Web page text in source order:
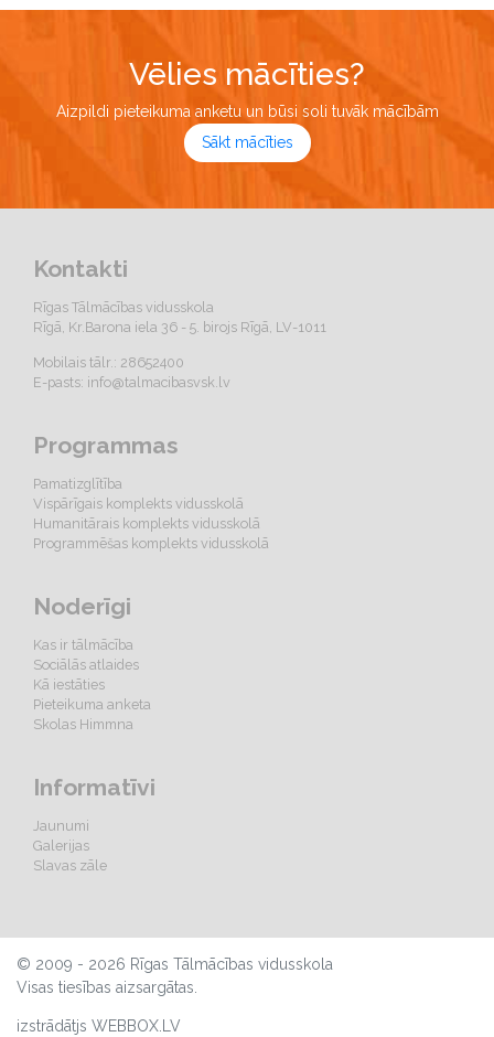
Vēlies mācīties?
Aizpildi pieteikuma anketu un būsi soli tuvāk mācībām
Sākt mācīties
Kontakti
Rīgas Tālmācības vidusskola
Rīgā, Kr.Barona iela 36 - 5. birojs Rīgā, LV-1011
Mobilais tālr.: 28652400
E-pasts: info@talmacibasvsk.lv
Programmas
Pamatizglītība
Vispārīgais komplekts vidusskolā
Humanitārais komplekts vidusskolā
Programmēšas komplekts vidusskolā
Noderīgi
Kas ir tālmācība
Sociālās atlaides
Kā iestāties
Pieteikuma anketa
Skolas Himmna
Informatīvi
Jaunumi
Galerijas
Slavas zāle
© 2009 - 2026 Rīgas Tālmācības vidusskola
Visas tiesības aizsargātas.
izstrādātjs WEBBOX.LV